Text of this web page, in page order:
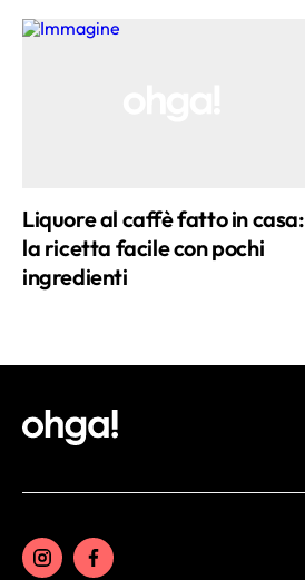
Liquore al caffè fatto in casa:
la ricetta facile con pochi
ingredienti